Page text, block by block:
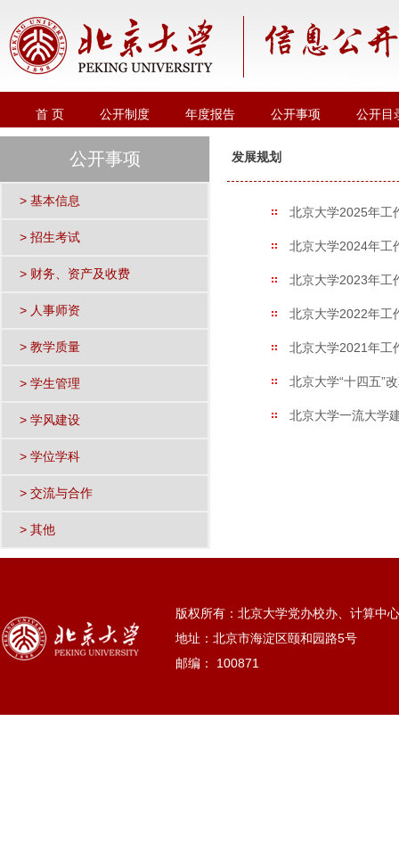
首 页 公开制度 年度报告 公开事项 公开目
公开事项
> 基本信息
> 招生考试
> 财务、资产及收费
> 人事师资
> 教学质量
> 学生管理
> 学风建设
> 学位学科
> 交流与合作
> 其他
发展规划
北京大学2025年工
北京大学2024年工
北京大学2023年工
北京大学2022年工
北京大学2021年工
北京大学“十四五”
北京大学一流大学
版权所有：北京大学党办校办、计算中心
地址：北京市海淀区颐和园路5号
邮编： 100871